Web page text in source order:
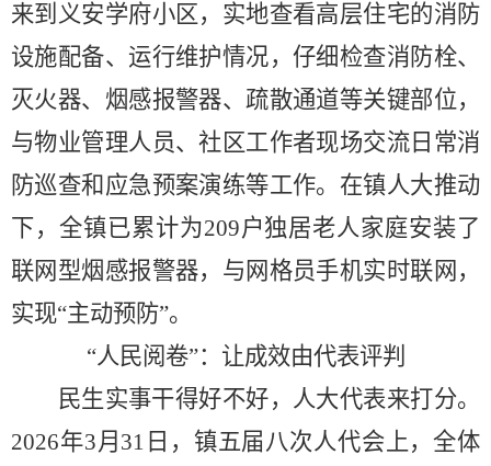
来到义安学府小区，实地查看高层住宅的消防
设施配备、运行维护情况，仔细检查消防栓、
灭火器、烟感报警器、疏散通道等关键部位，
与物业管理人员、社区工作者现场交流日常消
防巡查和应急预案演练等工作。在镇人大推动
下，全镇已累计为209户独居老人家庭安装了
联网型烟感报警器，与网格员手机实时联网，
实现“主动预防”。
“人民阅卷”：让成效由代表评判
民生实事干得好不好，人大代表来打分。
2026年3月31日，镇五届八次人代会上，全体